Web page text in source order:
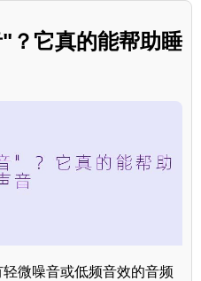
？它真的能帮助睡
微噪音或低频音效的音频